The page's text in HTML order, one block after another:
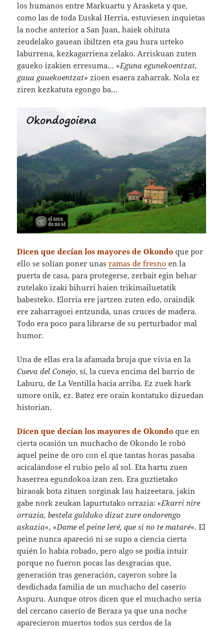
los humanos entre Markuartu y Arasketa y que,
como las de toda Euskal Herria, estuviesen inquietas
la noche anterior a San Juan, haiek ohituta
zeudelako gauean ibiltzen eta gau hura urteko
laburrena, kezkagarriena zelako. Arriskuan zuten
gaueko izakien erresuma… «Eguna egunekoentzat,
gaua gauekoentzat»zioen esaera zaharrak. Nola ez
ziren kezkatuta egongo ba…
Dicen que decían los mayores de Okondo que por
ello se solían poner unasramas de fresno en la
puerta de casa, para protegerse, zerbait egin behar
zutelako izaki bihurri haien trikimailuetatik
babesteko. Elorria ere jartzen zuten edo, oraindik
ere zaharragoei entzunda, unas cruces de madera.
Todo era poco para librarse de su perturbador mal
humor.
Una de ellas era la afamada bruja que vivía en la
Cueva del Conejo, sí, la cueva encima del barrio de
Laburu, de La Ventilla hacia arriba. Ez zuek hark
umore onik, ez. Batez ere orain kontatuko dizuedan
historian.
Dicen que decían los mayores de Okondo que en
cierta ocasión un muchacho de Okondo le robó
aquel peine de oro con el que tantas horas pasaba
acicalándose el rubio pelo al sol. Eta hartu zuen
haserrea egundokoa izan zen. Era guztietako
biraoak bota zituen sorginak lau haizeetara, jakin
gabe nork zeukan lapurtutako orrazia: «Ekarri nire
orrazia, bestela galduko dizut zure ondorengo
askazia«, «Dame el peine leré, que si no te mataré«. El
peine nunca apareció ni se supo a ciencia cierta
quién lo había robado, pero algo se podía intuir
porque no fueron pocas las desgracias que,
generación tras generación, cayeron sobre la
desdichada familia de un muchacho del caserío
Aspuru. Aunque otros dicen que el muchacho sería
del cercano caserío de Beraza ya que una noche
aparecieron muertos todos sus cerdos de la